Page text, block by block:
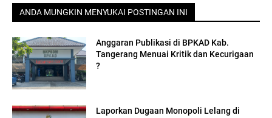
ANDA MUNGKIN MENYUKAI POSTINGAN INI
Anggaran Publikasi di BPKAD Kab.
Tangerang Menuai Kritik dan Kecurigaan
?
Laporkan Dugaan Monopoli Lelang di